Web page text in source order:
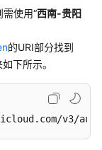
使用“西南-贵阳
的URI部分找到
下所示。
v3/